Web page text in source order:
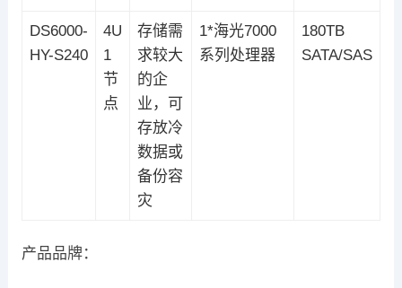
DS6000-
HY-S240
4U
1
节
点
存储需
求较大
的企
业，可
存放冷
数据或
备份容
灾
1*海光7000
系列处理器
180TB
SATA/SAS
产品品牌：